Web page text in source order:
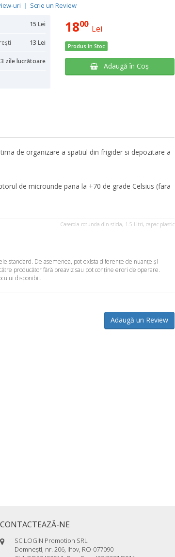
uri | Scrie un Review
15 Lei
13 Lei
zile lucrătoare
1800 Lei
Produs în Stoc
Adaugă în Coş
de organizare a spatiul din frigider si depozitare a
de microunde pana la +70 de grade Celsius (fara
Caserola rotunda din sticla, 1.5 Litri, capac plastic
standard. De asemenea, pot exista diferenţe de nuanţe şi
producător fără preaviz sau pot conţine erori de operare.
disponibil.
Adaugă un Review
CONTACTEAZĂ-NE
SC LOGIN Promotion SRL
Domneşti, nr. 206, Ilfov, RO-077090